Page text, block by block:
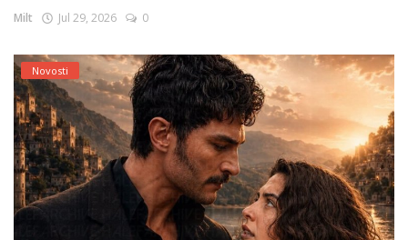
Milt Jul 29, 2026 0
Novosti